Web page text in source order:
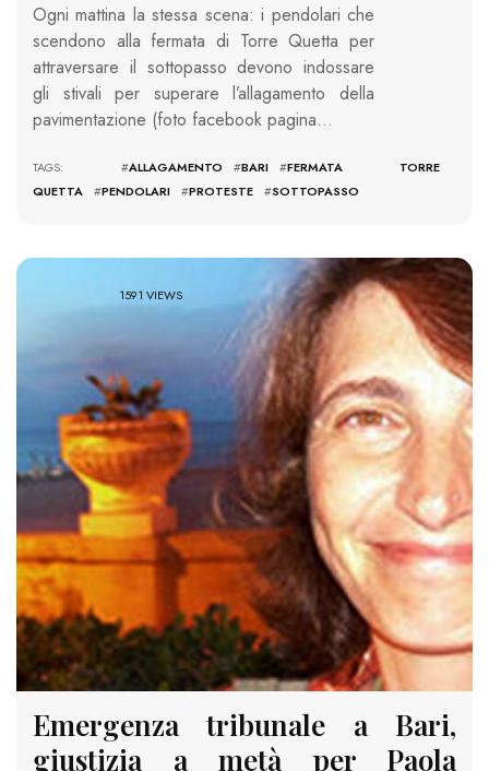
Ogni mattina la stessa scena: i pendolari che
scendono alla fermata di Torre Quetta per
attraversare il sottopasso devono indossare
gli stivali per superare l’allagamento della
pavimentazione (foto facebook pagina…
TAGS: #ALLAGAMENTO #BARI #FERMATA TORRE
QUETTA
#PENDOLARI #PROTESTE #SOTTOPASSO
1591 VIEWS
Emergenza tribunale a Bari,
giustizia a metà per Paola